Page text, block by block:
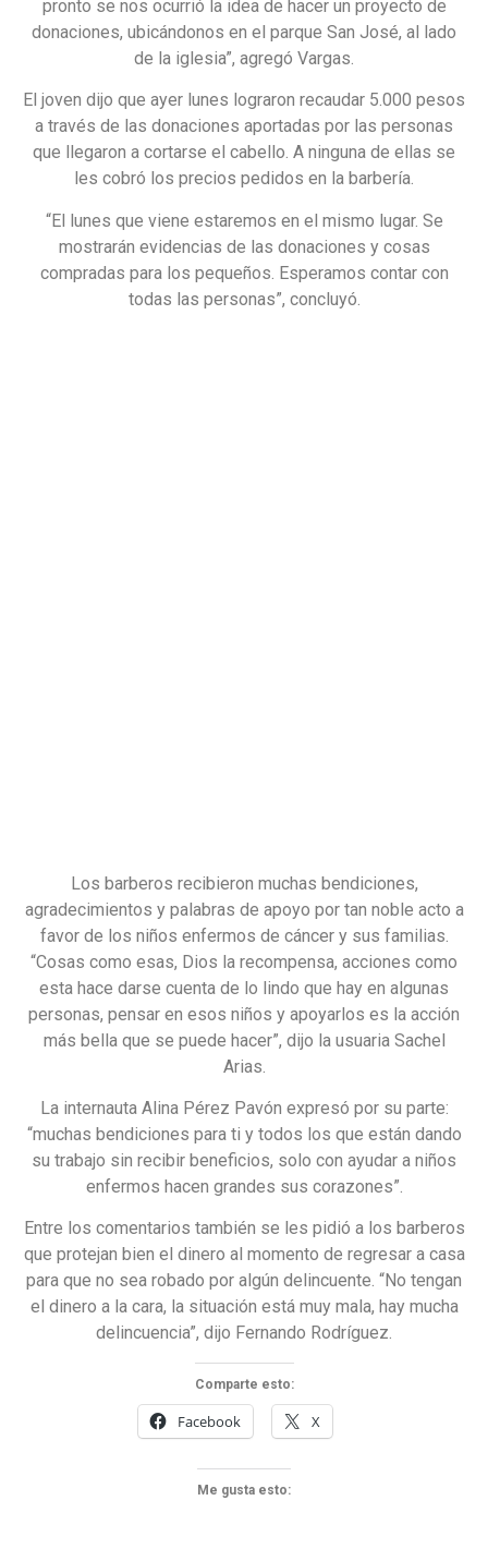
pronto se nos ocurrió la idea de hacer un proyecto de
donaciones, ubicándonos en el parque San José, al lado
de la iglesia”, agregó Vargas.
El joven dijo que ayer lunes lograron recaudar 5.000 pesos
a través de las donaciones aportadas por las personas
que llegaron a cortarse el cabello. A ninguna de ellas se
les cobró los precios pedidos en la barbería.
“El lunes que viene estaremos en el mismo lugar. Se
mostrarán evidencias de las donaciones y cosas
compradas para los pequeños. Esperamos contar con
todas las personas”, concluyó.
Los barberos recibieron muchas bendiciones,
agradecimientos y palabras de apoyo por tan noble acto a
favor de los niños enfermos de cáncer y sus familias.
“Cosas como esas, Dios la recompensa, acciones como
esta hace darse cuenta de lo lindo que hay en algunas
personas, pensar en esos niños y apoyarlos es la acción
más bella que se puede hacer”, dijo la usuaria Sachel
Arias.
La internauta Alina Pérez Pavón expresó por su parte:
“muchas bendiciones para ti y todos los que están dando
su trabajo sin recibir beneficios, solo con ayudar a niños
enfermos hacen grandes sus corazones”.
Entre los comentarios también se les pidió a los barberos
que protejan bien el dinero al momento de regresar a casa
para que no sea robado por algún delincuente. “No tengan
el dinero a la cara, la situación está muy mala, hay mucha
delincuencia”, dijo Fernando Rodríguez.
Comparte esto:
Facebook X
Me gusta esto: